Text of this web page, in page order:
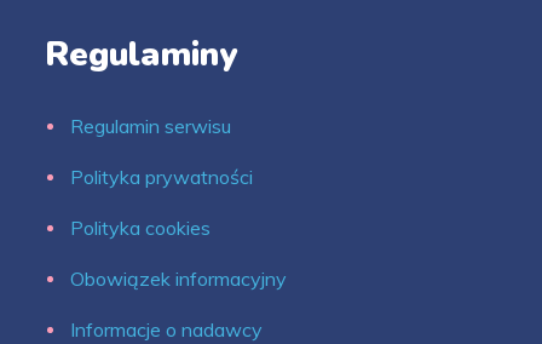
Regulaminy
Regulamin serwisu
Polityka prywatności
Polityka cookies
Obowiązek informacyjny
Informacje o nadawcy